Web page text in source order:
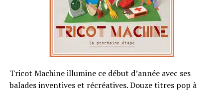
Tricot Machine illumine ce début d’année avec ses
balades inventives et récréatives. Douze titres pop à